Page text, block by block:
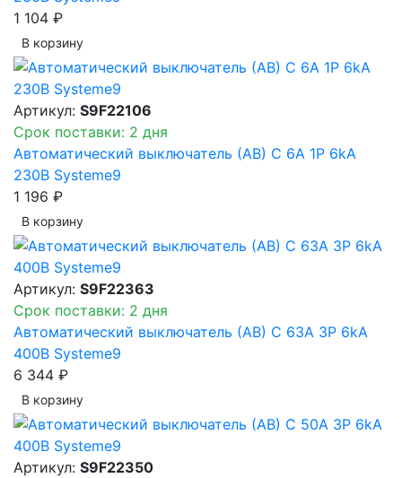
1 104 ₽
В корзинy
Артикул: S9F22106
Срок поставки: 2 дня
Автоматический выключатель (АВ) C 6A 1P 6kA
230В Systeme9
1 196 ₽
В корзинy
Артикул: S9F22363
Срок поставки: 2 дня
Автоматический выключатель (АВ) C 63A 3P 6kA
400В Systeme9
6 344 ₽
В корзинy
Артикул: S9F22350